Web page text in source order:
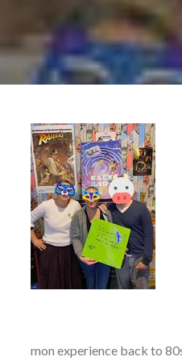
mon experience back to